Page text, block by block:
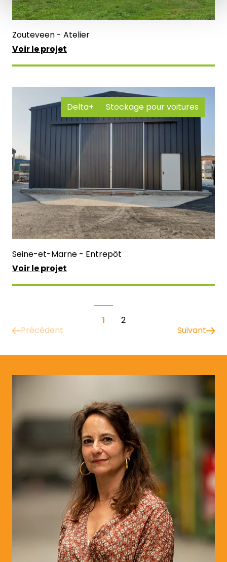
Zouteveen - Atelier
Voir le projet
Delta+ Stockage pour voitures
Seine-et-Marne - Entrepôt
Voir le projet
Précédent
1
2
Suivant